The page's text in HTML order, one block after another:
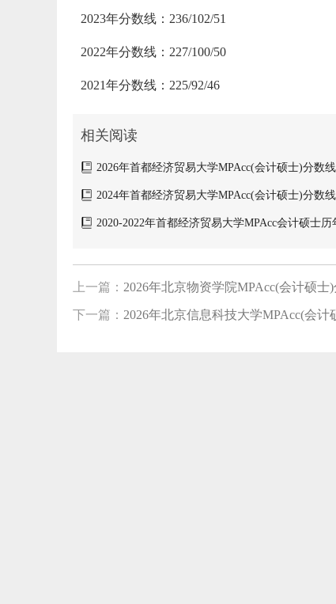
2023年分数线：236/102/51
2022年分数线：227/100/50
2021年分数线：225/92/46
相关阅读
2026年首都经济贸易大学MPAcc(会计硕士)分数
2024年首都经济贸易大学MPAcc(会计硕士)分数
2020-2022年首都经济贸易大学MPAcc会计硕士
上一篇： 2026年北京物资学院MPAcc(会计硕士)
下一篇： 2026年北京信息科技大学MPAcc(会计